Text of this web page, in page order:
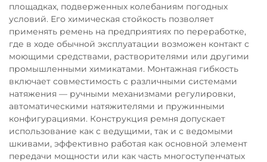
площадках, подверженных колебаниям погодных
условий. Его химическая стойкость позволяет
применять ремень на предприятиях по переработке,
где в ходе обычной эксплуатации возможен контакт с
моющими средствами, растворителями или другими
промышленными химикатами. Монтажная гибкость
включает совместимость с различными системами
натяжения — ручными механизмами регулировки,
автоматическими натяжителями и пружинными
конфигурациями. Конструкция ремня допускает
использование как с ведущими, так и с ведомыми
шкивами, эффективно работая как основной элемент
передачи мощности или как часть многоступенчатых